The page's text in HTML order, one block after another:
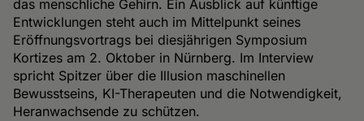
das menschliche Gehirn. Ein Ausblick auf künftige
Entwicklungen steht auch im Mittelpunkt seines
Eröffnungsvortrags bei diesjährigen Symposium
Kortizes am 2. Oktober in Nürnberg. Im Interview
spricht Spitzer über die Illusion maschinellen
Bewusstseins, KI-Therapeuten und die Notwendigkeit,
Heranwachsende zu schützen.